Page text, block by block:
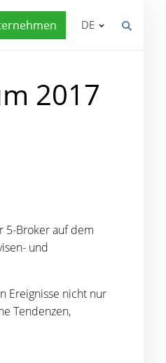
DE
2017
5-Broker auf dem
und
Ereignisse nicht nur
Tendenzen,